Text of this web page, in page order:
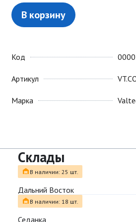
В корзину
Код
Артикул
Марка
Склады
В наличии: 25 шт.
Дальний Восток
В наличии: 18 шт.
Седанка